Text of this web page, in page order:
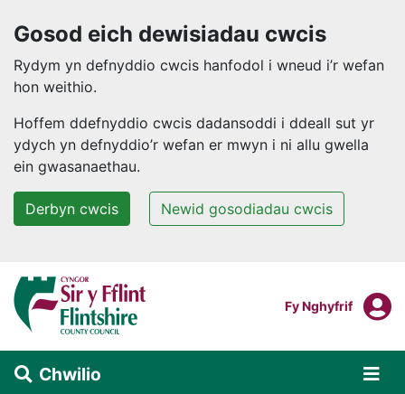
Gosod eich dewisiadau cwcis
Rydym yn defnyddio cwcis hanfodol i wneud i’r wefan
hon weithio.
Hoffem ddefnyddio cwcis dadansoddi i ddeall sut yr
ydych yn defnyddio’r wefan er mwyn i ni allu gwella
ein gwasanaethau.
Derbyn cwcis Newid gosodiadau cwcis
Neidio i'r prif gynnwys
Mewngofnodi I
Fy Nghyfrif
Chwilio